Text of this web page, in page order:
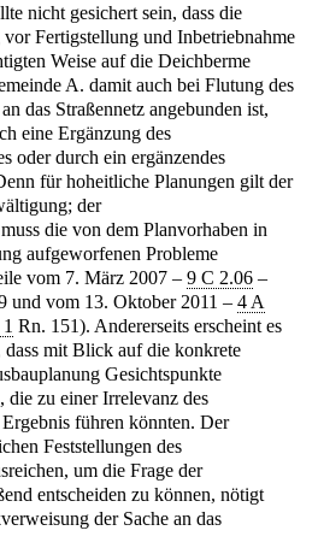
nicht gesichert sein, dass die
Fertigstellung und Inbetriebnahme
Weise auf die Deichberme
A. damit auch bei Flutung des
das Straßennetz angebunden ist,
eine Ergänzung des
oder durch ein ergänzendes
für hoheitliche Planungen gilt der
der
die von dem Planvorhaben in
aufgeworfenen Probleme
vom 7. März 2007 – 9 C 2.06 –
und vom 13. Oktober 2011 – 4 A
Rn. 151). Andererseits erscheint es
dass mit Blick auf die konkrete
Gesichtspunkte
die zu einer Irrelevanz des
führen könnten. Der
Feststellungen des
um die Frage der
entscheiden zu können, nötigt
der Sache an das